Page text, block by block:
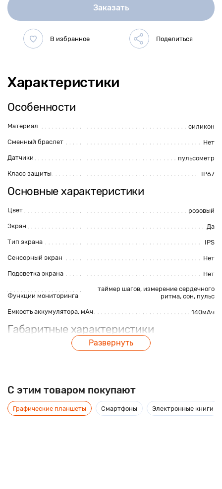
Заказать
Характеристики
Особенности
Материал силикон
Сменный браслет Нет
Датчики пульсометр
Класс защиты IP67
Основные характеристики
Цвет розовый
Экран Да
Тип экрана IPS
Сенсорный экран Нет
Подсветка экрана Нет
Функции мониторинга
таймер шагов, измерение сердечного
ритма, сон, пульс
Емкость аккумулятора, мАч 140мАч
Габаритные характеристики
Описание
Развернуть
C этим товаром покупают
Графические планшеты Смартфоны Электронные книги